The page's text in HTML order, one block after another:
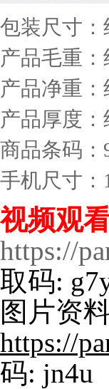
包装尺寸：
产品毛重：
产品净重：
产品厚度：
商品条码：
手机尺寸：
视频观
https://
取码:
图片资
https://
码: jn4u